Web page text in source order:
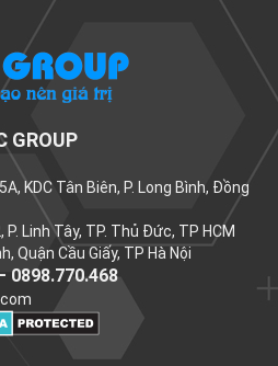
GROUP
KDC Tân Biên, P. Long Bình, Đồng
Linh Tây, TP. Thủ Đức, TP HCM
Quận Cầu Giấy, TP Hà Nội
0898.770.468